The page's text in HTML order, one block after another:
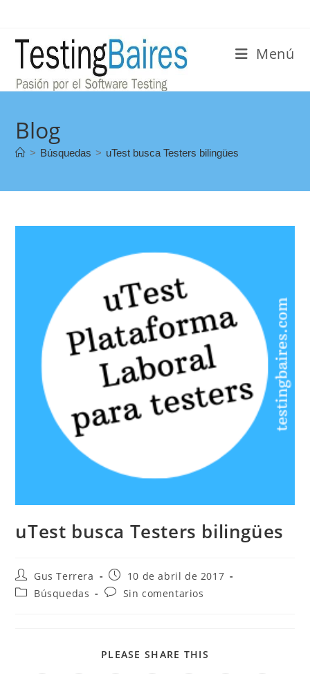
Menú
Blog
> Búsquedas > uTest busca Testers bilingües
uTest busca Testers bilingües
Gus Terrera
10 de abril de 2017
Búsquedas
Sin comentarios
PLEASE SHARE THIS